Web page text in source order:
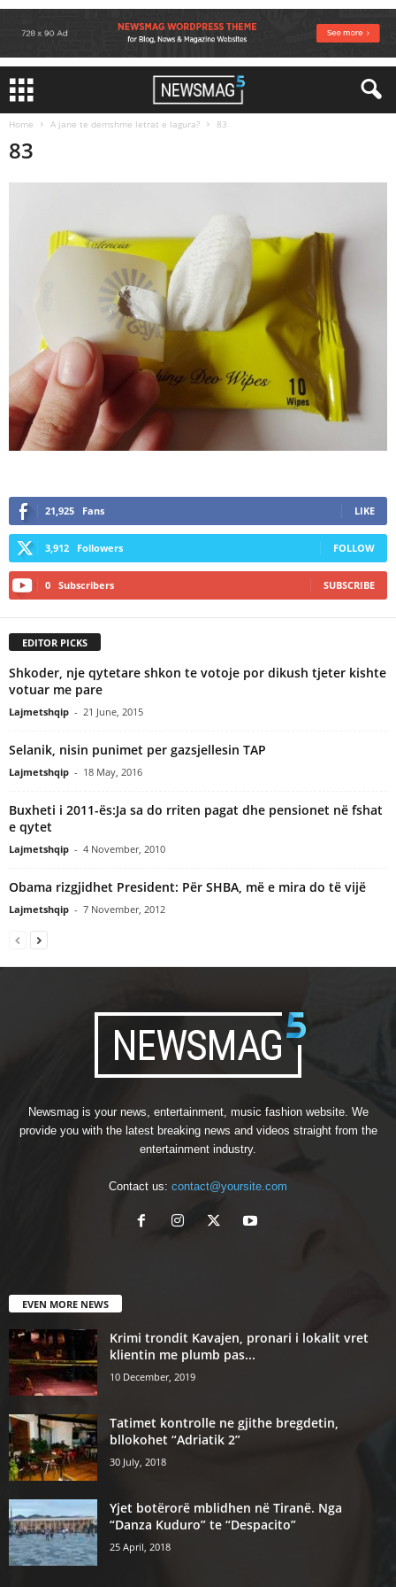
Home A jane te demshme letrat e lagura? 83
83
21,925 Fans LIKE
3,912 Followers FOLLOW
0 Subscribers SUBSCRIBE
EDITOR PICKS
Shkoder, nje qytetare shkon te votoje por dikush tjeter kishte
votuar me pare
Lajmetshqip - 21 June, 2015
Selanik, nisin punimet per gazsjellesin TAP
Lajmetshqip - 18 May, 2016
Buxheti i 2011-ës:Ja sa do rriten pagat dhe pensionet në fshat
e qytet
Lajmetshqip - 4 November, 2010
Obama rizgjidhet President: Për SHBA, më e mira do të vijë
Lajmetshqip - 7 November, 2012
Newsmag is your news, entertainment, music fashion website. We
provide you with the latest breaking news and videos straight from the
entertainment industry.
Contact us: contact@yoursite.com
EVEN MORE NEWS
Krimi trondit Kavajen, pronari i lokalit vret
klientin me plumb pas...
10 December, 2019
Tatimet kontrolle ne gjithe bregdetin,
bllokohet “Adriatik 2”
30 July, 2018
Yjet botërorë mblidhen në Tiranë. Nga
“Danza Kuduro” te “Despacito”
25 April, 2018